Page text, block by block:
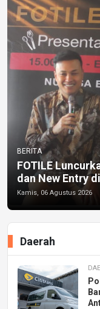
BERITA
FOTILE
dan New Entry
Kamis, 06 Agustus 2026
Daerah